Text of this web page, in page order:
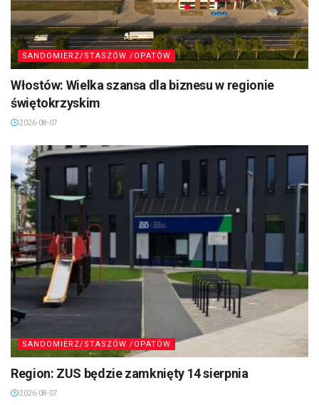
SANDOMIERZ/STASZÓW /OPATÓW
Włostów: Wielka szansa dla biznesu w regionie
świętokrzyskim
2026-08-07
SANDOMIERZ/STASZÓW /OPATÓW
Region: ZUS będzie zamknięty 14 sierpnia
2026-08-07